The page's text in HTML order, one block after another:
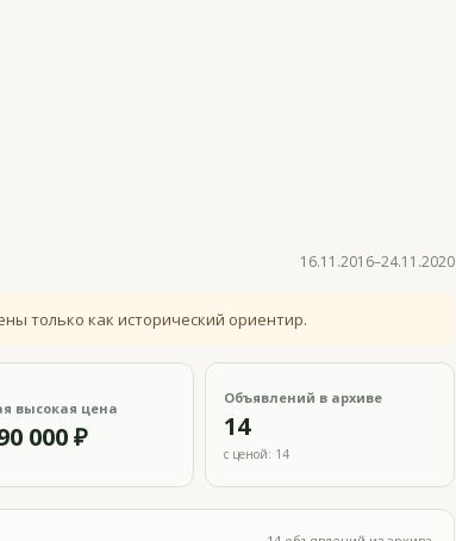
16.11.2016–24.11.2020
только как исторический ориентир.
высокая цена
000 ₽
Объявлений в архиве
14
с ценой: 14